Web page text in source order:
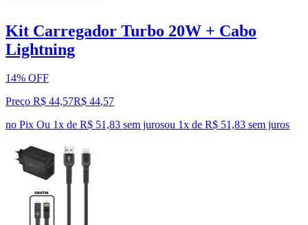
Kit Carregador Turbo 20W + Cabo
Lightning
14% OFF
Preço R$ 44,57R$ 44,57
no Pix Ou 1x de R$ 51,83 sem jurosou 1x de R$ 51,83 sem juros